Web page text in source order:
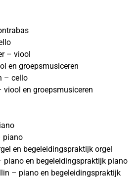
– viool
en groepsmusiceren
– cello
viool en groepsmusiceren
piano
en begeleidingspraktijk orgel
piano en begeleidingspraktijk piano
– piano en begeleidingspraktijk